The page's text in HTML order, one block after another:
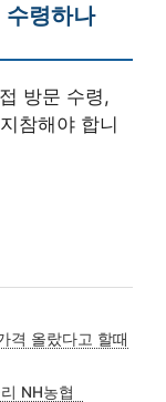
수령하나
방문 수령,
참해야 합니
격 올랐다고 할때
NH농협